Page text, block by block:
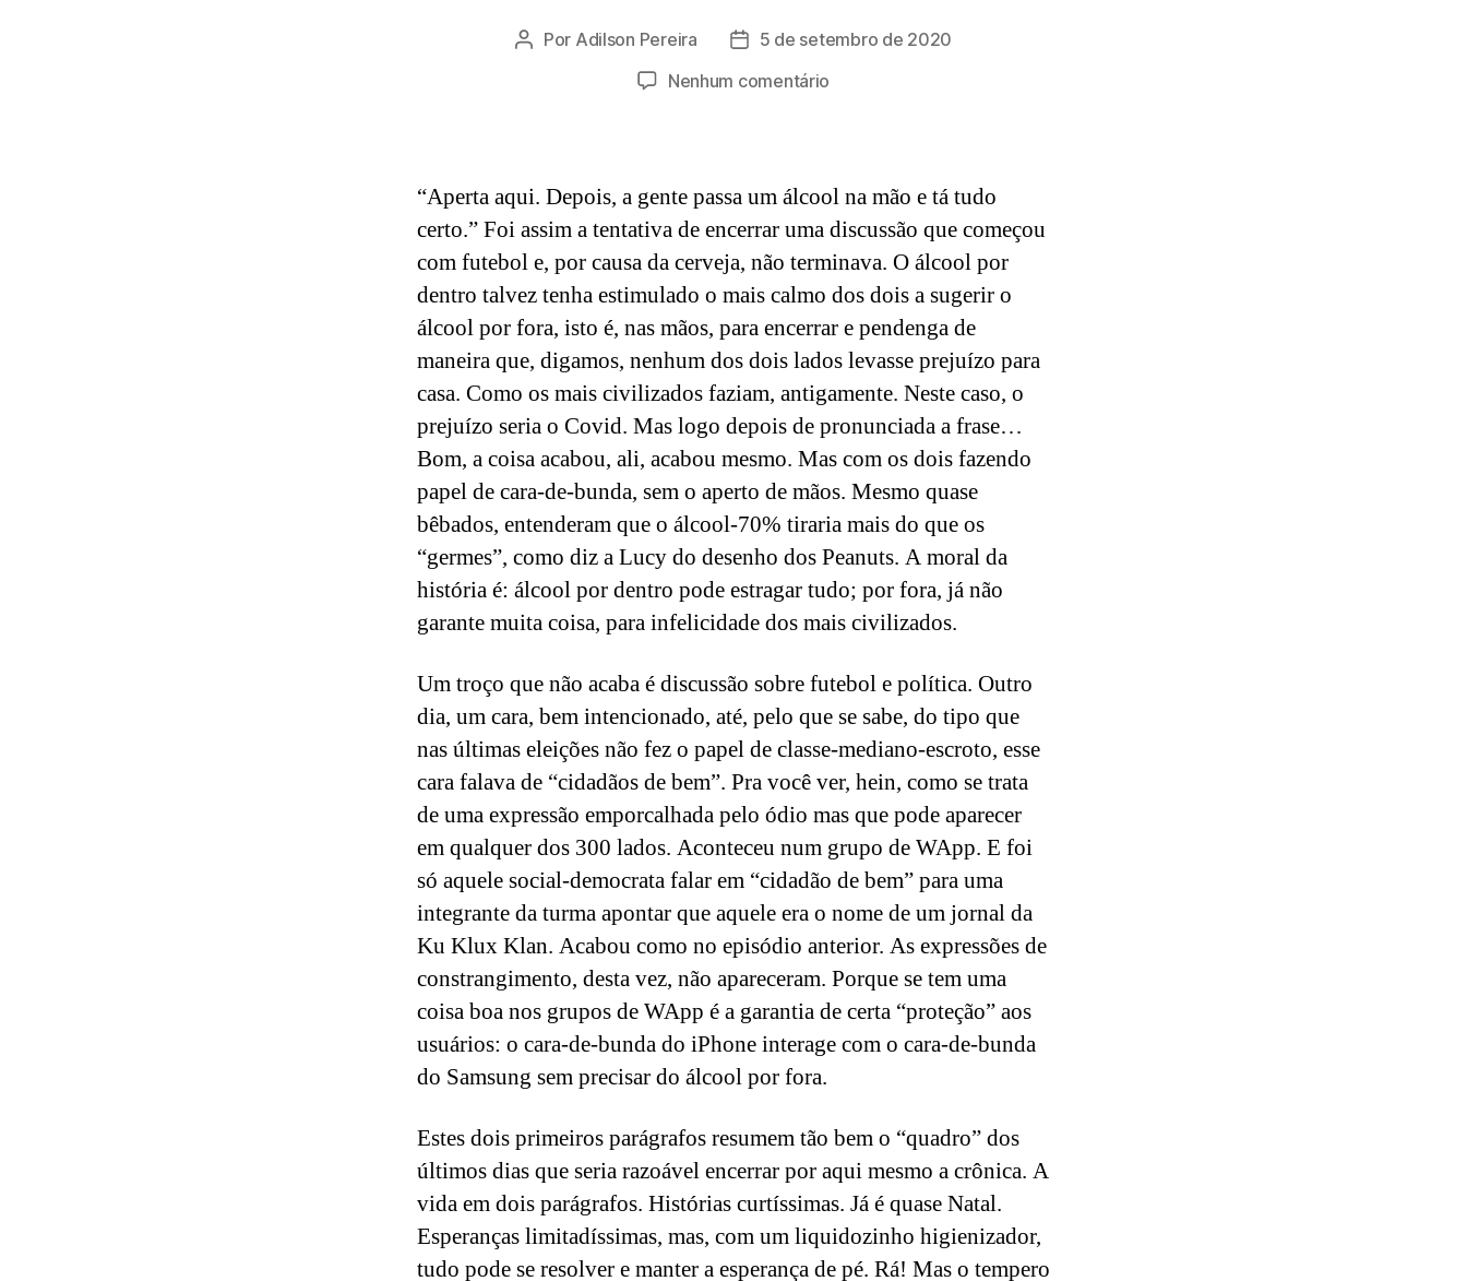
Autor
Por Adilson Pereira
Data
publicação
5 de setembro de 2020
Nenhum comentário
“Aperta aqui. Depois, a gente passa um álcool na mão e tá tudo
certo.” Foi assim a tentativa de encerrar uma discussão que começou
com futebol e, por causa da cerveja, não terminava. O álcool por
dentro talvez tenha estimulado o mais calmo dos dois a sugerir o
álcool por fora, isto é, nas mãos, para encerrar e pendenga de
maneira que, digamos, nenhum dos dois lados levasse prejuízo para
casa. Como os mais civilizados faziam, antigamente. Neste caso, o
prejuízo seria o Covid. Mas logo depois de pronunciada a frase…
Bom, a coisa acabou, ali, acabou mesmo. Mas com os dois fazendo
papel de cara-de-bunda, sem o aperto de mãos. Mesmo quase
bêbados, entenderam que o álcool-70% tiraria mais do que os
“germes”, como diz a Lucy do desenho dos Peanuts. A moral da
história é: álcool por dentro pode estragar tudo; por fora, já não
garante muita coisa, para infelicidade dos mais civilizados.
Um troço que não acaba é discussão sobre futebol e política. Outro
dia, um cara, bem intencionado, até, pelo que se sabe, do tipo que
nas últimas eleições não fez o papel de classe-mediano-escroto, esse
cara falava de “cidadãos de bem”. Pra você ver, hein, como se trata
de uma expressão emporcalhada pelo ódio mas que pode aparecer
em qualquer dos 300 lados. Aconteceu num grupo de WApp. E foi
só aquele social-democrata falar em “cidadão de bem” para uma
integrante da turma apontar que aquele era o nome de um jornal da
Ku Klux Klan. Acabou como no episódio anterior. As expressões de
constrangimento, desta vez, não apareceram. Porque se tem uma
coisa boa nos grupos de WApp é a garantia de certa “proteção” aos
usuários: o cara-de-bunda do iPhone interage com o cara-de-bunda
do Samsung sem precisar do álcool por fora.
Estes dois primeiros parágrafos resumem tão bem o “quadro” dos
últimos dias que seria razoável encerrar por aqui mesmo a crônica. A
vida em dois parágrafos. Histórias curtíssimas. Já é quase Natal.
Esperanças limitadíssimas, mas, com um liquidozinho higienizador,
tudo pode se resolver e manter a esperança de pé. Rá! Mas o tempero